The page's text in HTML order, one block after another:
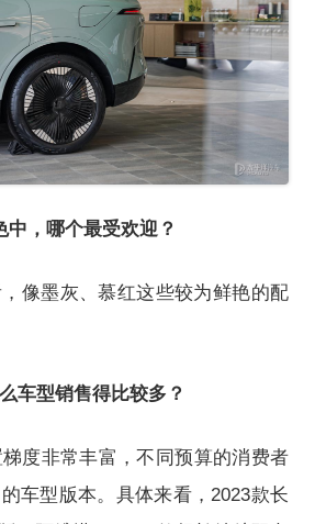
，哪个最受欢迎？
像墨灰、慕红这些较为鲜艳的配
车型销售得比较多？
度非常丰富，不同预算的消费者
车型版本。具体来看，2023款长